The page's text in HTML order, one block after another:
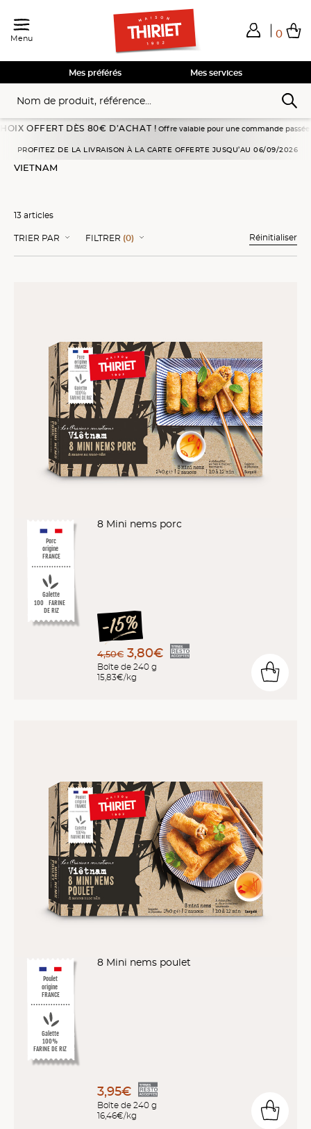
Menu 0
Total de mes achats
Voir mon panier
Voir mon panier
Voir mon panier
Voir mon panier
Mes services
Mes préférés
DÈS 80€ D’ACHAT ! Offre valable pour une commande passée en livraison
PROFITEZ DE LA LIVRAISON À LA CARTE OFFERTE JUSQU’AU 06/09/2026
VIETNAM
13 articles
TRIER PAR FILTRER (0) Réinitialiser
Porc
origine
FRANCE
Galette
100% FARINE
DE RIZ
8 Mini nems porc
4,50€ 3,80€
Boîte de 240 g
15,83€/kg
Poulet
origine
FRANCE
Galette
100%
FARINE DE RIZ
8 Mini nems poulet
3,95€
Boîte de 240 g
16,46€/kg